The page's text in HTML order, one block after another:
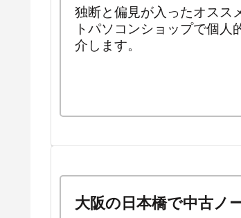
独断と偏見が入ったオスス
トパソコンショップで個
介します。
大阪の日本橋で中古ノ